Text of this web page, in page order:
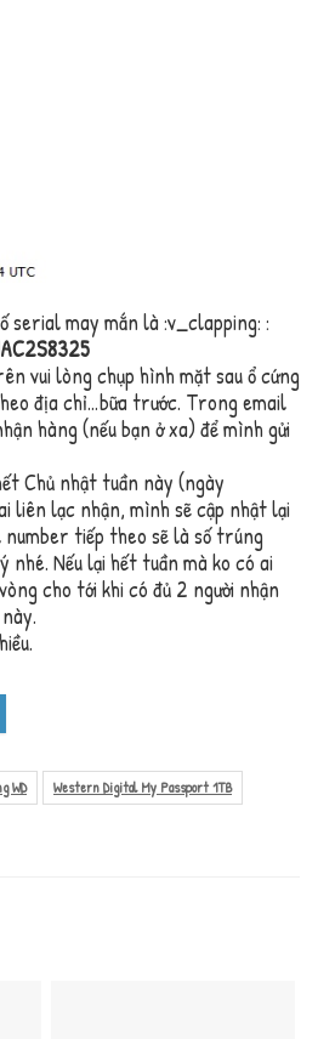
may mắn là :v_clapping: :
vui lòng chụp hình mặt sau ổ cứng
địa chỉ…bữa trước. Trong email
hàng (nếu bạn ở xa) để mình gửi
Chủ nhật tuần này (ngày
liên lạc nhận, mình sẽ cập nhật lại
tiếp theo sẽ là số trúng
nhé. Nếu lại hết tuần mà ko có ai
cho tới khi có đủ 2 người nhận
WD Western Digital My Passport 1TB